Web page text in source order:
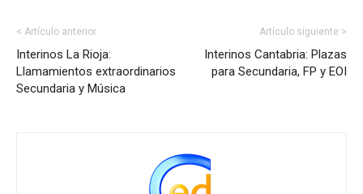
< Artículo anterior
Interinos La Rioja:
Llamamientos extraordinarios
Secundaria y Música
Artículo siguiente >
Interinos Cantabria: Plazas
para Secundaria, FP y EOI